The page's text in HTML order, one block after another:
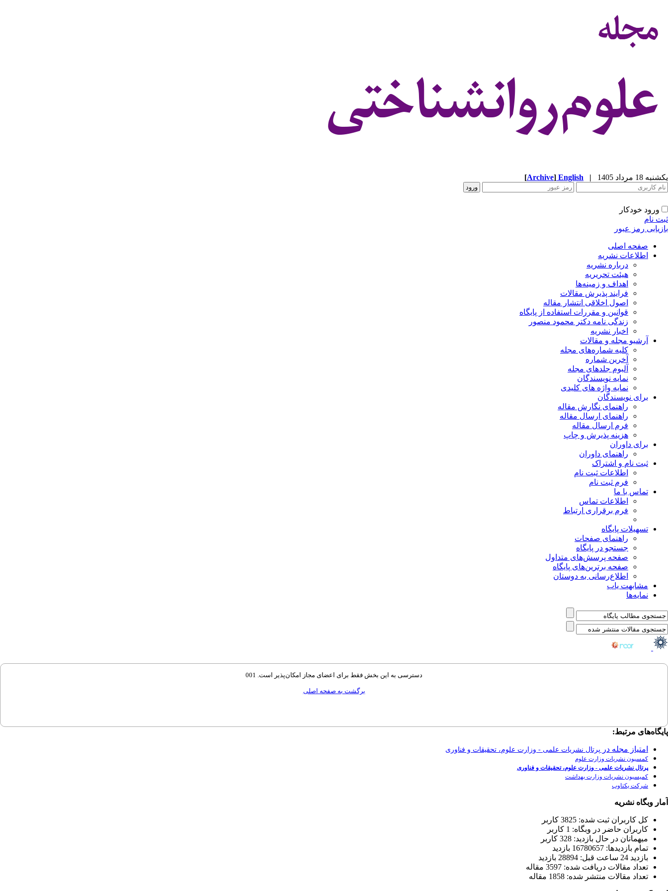
یکشنبه 18 مرداد 1405 |
English
[Archive]
ورود خودکار
ثبت نام
بازیابی رمز عبور
صفحه اصلی
اطلاعات نشریه
درباره نشریه
هیئت تحریریه
اهداف و زمینه‌ها
فرایند پذیرش مقالات
اصول اخلاقی انتشار مقاله
قوانین و مقررات استفاده از پایگاه
زندگی نامه دکتر محمود منصور
اخبار نشریه
آرشیو مجله و مقالات
کلیه شماره‌های مجله
آخرین شماره
آلبوم جلدهای مجله
نمایه نویسندگان
نمایه واژه های کلیدی
برای نویسندگان
راهنمای نگارش مقاله
راهنمای ارسال مقاله
فرم ارسال مقاله
هزینه پذیرش و چاپ
برای داوران
راهنمای داوران
ثبت نام و اشتراک
اطلاعات ثبت نام
فرم ثبت نام
تماس با ما
اطلاعات تماس
فرم برقراری ارتباط
تسهیلات پایگاه
راهنمای صفحات
جستجو در پایگاه
صفحه پرسش‌های متداول
صفحه برترین‌های پایگاه
اطلاع‌رسانی به دوستان
مشابهت یاب
نمایه‌ها
دسترسی به این بخش فقط برای اعضای مجاز امکان‌پذیر است. 001
برگشت به صفحه اصلی
پایگاه‌های مرتبط:
امتیاز مجله در پرتال نشریات علمی - وزارت علوم، تحقیقات و فناوری
کمسیون نشریات وزارت علوم
پرتال نشریات علمی - وزارت علوم، تحقیقات و فناوری
کمیسیون نشریات وزارت بهداشت
شرکت یکتاوب
آمار وبگاه نشریه
كل کاربران ثبت شده: 3825 کاربر
کاربران حاضر در وبگاه: 1 کاربر
ميهمانان در حال بازديد: 328 کاربر
تمام بازديد‌ها: 16780657 بازدید
بازديد 24 ساعت قبل: 28894 بازدید
تعداد مقالات دریافت شده: 3597 مقاله
تعداد مقالات منتشر شده: 1858 مقاله